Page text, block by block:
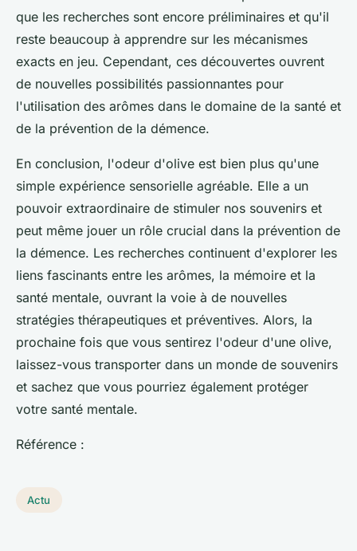
que les recherches sont encore préliminaires et qu'il
reste beaucoup à apprendre sur les mécanismes
exacts en jeu. Cependant, ces découvertes ouvrent
de nouvelles possibilités passionnantes pour
l'utilisation des arômes dans le domaine de la santé et
de la prévention de la démence.
En conclusion, l'odeur d'olive est bien plus qu'une
simple expérience sensorielle agréable. Elle a un
pouvoir extraordinaire de stimuler nos souvenirs et
peut même jouer un rôle crucial dans la prévention de
la démence. Les recherches continuent d'explorer les
liens fascinants entre les arômes, la mémoire et la
santé mentale, ouvrant la voie à de nouvelles
stratégies thérapeutiques et préventives. Alors, la
prochaine fois que vous sentirez l'odeur d'une olive,
laissez-vous transporter dans un monde de souvenirs
et sachez que vous pourriez également protéger
votre santé mentale.
Référence :
Actu